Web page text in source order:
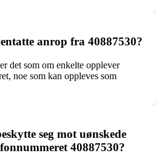
anrop fra 40887530?
det som om enkelte opplever
noe som kan oppleves som
seg mot uønskede
40887530?